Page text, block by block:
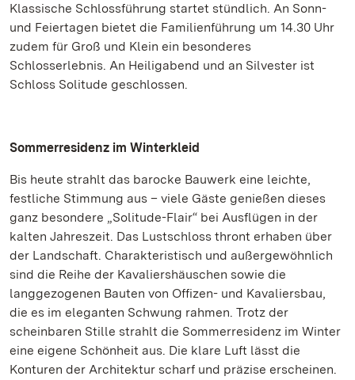
Klassische Schlossführung startet stündlich. An Sonn-
und Feiertagen bietet die Familienführung um 14.30 Uhr
zudem für Groß und Klein ein besonderes
Schlosserlebnis. An Heiligabend und an Silvester ist
Schloss Solitude geschlossen.
Sommerresidenz im Winterkleid
Bis heute strahlt das barocke Bauwerk eine leichte,
festliche Stimmung aus – viele Gäste genießen dieses
ganz besondere „Solitude-Flair“ bei Ausflügen in der
kalten Jahreszeit. Das Lustschloss thront erhaben über
der Landschaft. Charakteristisch und außergewöhnlich
sind die Reihe der Kavaliershäuschen sowie die
langgezogenen Bauten von Offizen- und Kavaliersbau,
die es im eleganten Schwung rahmen. Trotz der
scheinbaren Stille strahlt die Sommerresidenz im Winter
eine eigene Schönheit aus. Die klare Luft lässt die
Konturen der Architektur scharf und präzise erscheinen.